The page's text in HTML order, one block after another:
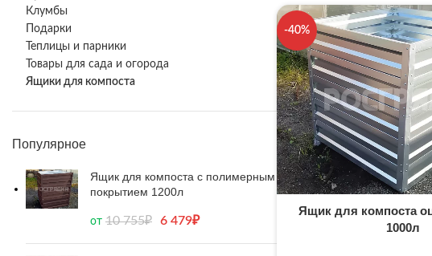
Клумбы
Подарки
Теплицы и парники
Товары для сада и огорода
Ящики для компоста
Популярное
Ящик для компоста с полимерным
покрытием 1200л
от 10 755₽ 6 479₽
-40%
Ящик для компоста
1000л